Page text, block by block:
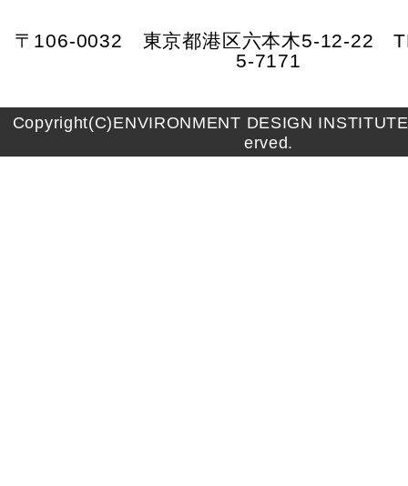
〒106-0032 東京都港区六本木5-12-22
5-7171
Copyright(C)ENVIRONMENT DESIGN
erved.